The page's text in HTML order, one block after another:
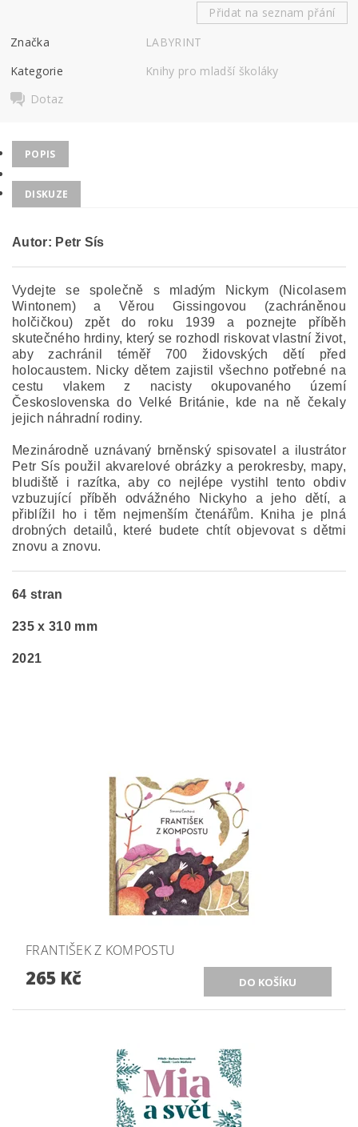
Přidat na seznam přání
Značka
LABYRINT
Kategorie
Knihy pro mladší školáky
Dotaz
POPIS
DISKUZE
Autor: Petr Sís
Vydejte se společně s mladým Nickym (Nicolasem
Wintonem) a Věrou Gissingovou (zachráněnou
holčičkou) zpět do roku 1939 a poznejte příběh
skutečného hrdiny, který se rozhodl riskovat vlastní život,
aby zachránil téměř 700 židovských dětí před
holocaustem. Nicky dětem zajistil všechno potřebné na
cestu vlakem z nacisty okupovaného území
Československa do Velké Británie, kde na ně čekaly
jejich náhradní rodiny.
Mezinárodně uznávaný brněnský spisovatel a ilustrátor
Petr Sís použil akvarelové obrázky a perokresby, mapy,
bludiště i razítka, aby co nejlépe vystihl tento obdiv
vzbuzující příběh odvážného Nickyho a jeho dětí, a
přiblížil ho i těm nejmenším čtenářům. Kniha je plná
drobných detailů, které budete chtít objevovat s dětmi
znovu a znovu.
64 stran
235 x 310 mm
2021
FRANTIŠEK Z KOMPOSTU
265 Kč